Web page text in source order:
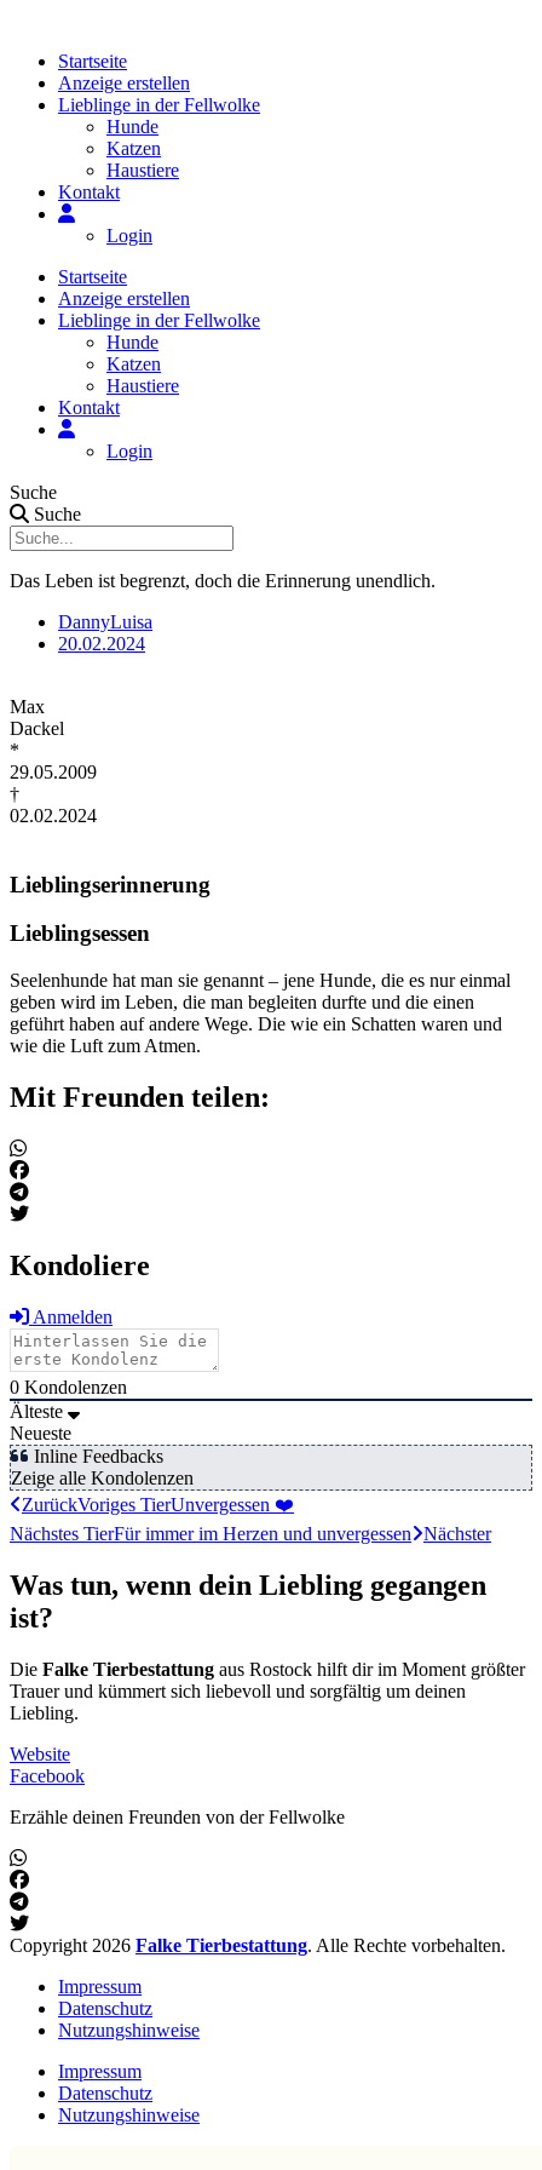
springenStartseite
Anzeige erstellen
Lieblinge in der Fellwolke
Hunde
Katzen
Haustiere
Kontakt
Login
Startseite
Anzeige erstellen
Lieblinge in der Fellwolke
Hunde
Katzen
Haustiere
Kontakt
Login
Suche
Suche
Das Leben ist begrenzt, doch die Erinnerung unendlich.
DannyLuisa
20.02.2024
Max
Dackel
*
29.05.2009
†
02.02.2024
Lieblingserinnerung
Lieblingsessen
Seelenhunde hat man sie genannt – jene Hunde, die es nur einmal
geben wird im Leben, die man begleiten durfte und die einen
geführt haben auf andere Wege. Die wie ein Schatten waren und
wie die Luft zum Atmen.
Mit Freunden teilen:
Kondoliere
Anmelden
0 Kondolenzen
Älteste
Neueste
Inline Feedbacks
Zeige alle Kondolenzen
ZurückVoriges TierUnvergessen ❤️
Nächstes TierFür immer im Herzen und unvergessen Nächster
Was tun, wenn dein Liebling gegangen
ist?
Die Falke Tierbestattung aus Rostock hilft dir im Moment größter
Trauer und kümmert sich liebevoll und sorgfältig um deinen
Liebling.
Website
Facebook
Erzähle deinen Freunden von der Fellwolke
Copyright 2026 Falke Tierbestattung. Alle Rechte vorbehalten.
Impressum
Datenschutz
Nutzungshinweise
Impressum
Datenschutz
Nutzungshinweise